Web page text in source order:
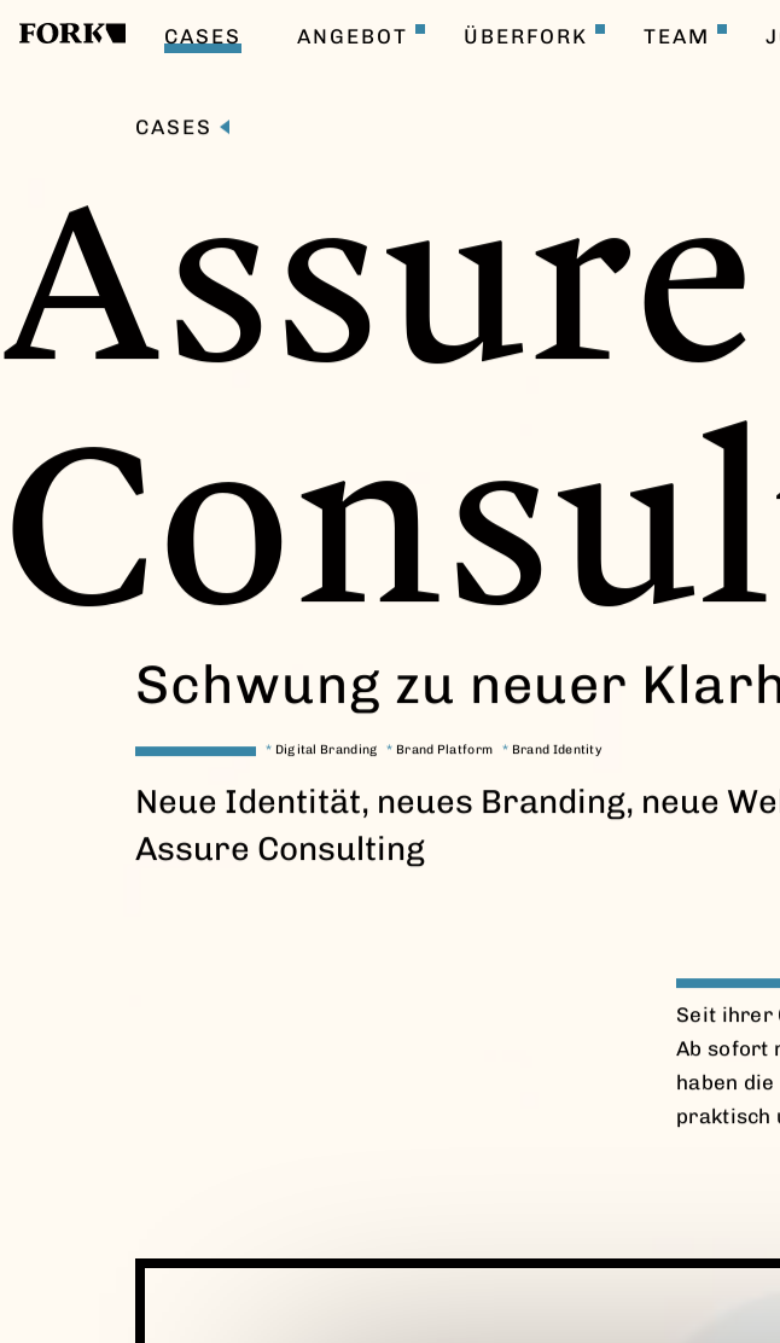
CASES ANGEBOT ÜBERFORK TEAM
CASES
Assure
Schwung zu neuer
* Digital Branding * Brand Platform * Brand Identity
Neue Identität, neues Branding, neue
Assure Consulting
Seit ihrer
Ab sofort
haben
praktisch